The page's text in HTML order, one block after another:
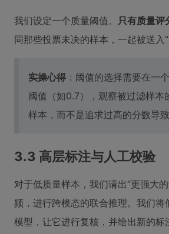
我们设定一个质量阈值。 只有质量评
同那些投票未决的样本，一起被送入“
实操心得 ：阈值的选择需要在一
阈值（如0.7），观察被过滤样
样本，而不是追求过高的分数导
3.3 高层标注与人工校验
对于低质量样本，我们请出“更强大
频，进行跨模态的联合推理。我们
模型，让它进行复核，并给出新的